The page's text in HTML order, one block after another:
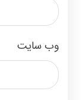
وب‌ سایت